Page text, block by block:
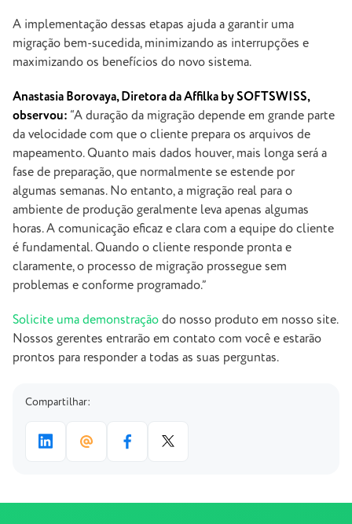
A implementação dessas etapas ajuda a garantir uma
migração bem-sucedida, minimizando as interrupções e
maximizando os benefícios do novo sistema.
Anastasia Borovaya, Diretora da Affilka by SOFTSWISS,
observou: “A duração da migração depende em grande parte
da velocidade com que o cliente prepara os arquivos de
mapeamento. Quanto mais dados houver, mais longa será a
fase de preparação, que normalmente se estende por
algumas semanas. No entanto, a migração real para o
ambiente de produção geralmente leva apenas algumas
horas. A comunicação eficaz e clara com a equipe do cliente
é fundamental. Quando o cliente responde pronta e
claramente, o processo de migração prossegue sem
problemas e conforme programado.”
Solicite uma demonstraçãodo nosso produto em nosso site.
Nossos gerentes entrarão em contato com você e estarão
prontos para responder a todas as suas perguntas.
Compartilhar: